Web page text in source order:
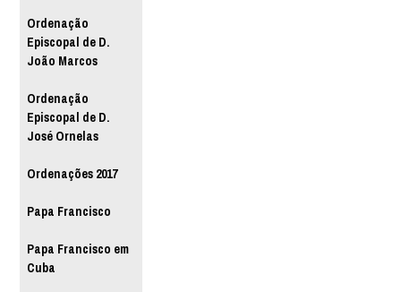
Ordenação
Episcopal de D.
João Marcos
Ordenação
Episcopal de D.
José Ornelas
Ordenações 2017
Papa Francisco
Papa Francisco em
Cuba